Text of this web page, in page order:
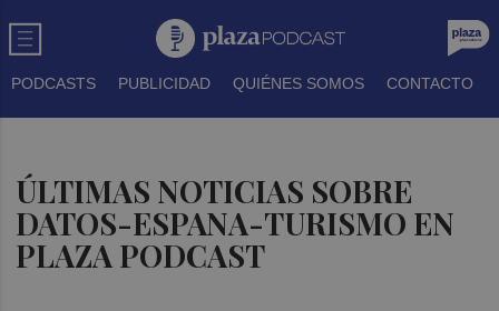
PODCASTS PUBLICIDAD QUIÉNES SOMOS CONTACTO
ÚLTIMAS NOTICIAS SOBRE
DATOS-ESPANA-TURISMO EN
PLAZA PODCAST